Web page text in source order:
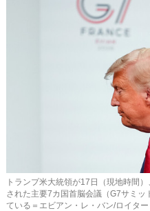
トランプ米大統領が17日（現地時間
された主要7カ国首脳会議（G7サミ
ている＝エビアン・レ・バン/ロイタ